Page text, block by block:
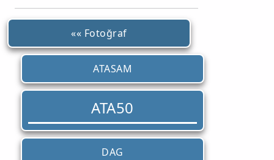
«« Fotoğraf
ATASAM
ATA50
DAG